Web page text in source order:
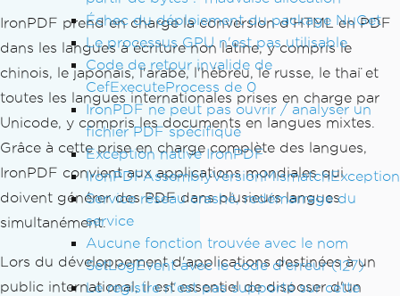
Échec du déploiement du package NuGet
Le processus GPU n'est pas utilisable
Code de retour invalide de
CefExecuteProcess de 0
IronPDF ne peut pas ouvrir / analyser un
fichier PDF spécifique
Exception native IronPDF
IronPDFAssemblyVersionMismatchException
Service réseau crashé, redémarrage du
service
Aucune fonction trouvée avec le nom
SetLogEvent avec le code d'erreur (127)
Le registre n'est pas supporté sur cette
IronPDF prend en charge la conversion d'HTML en PDF
dans les langues à écriture non latine, y compris le
chinois, le japonais, l'arabe, l'hébreu, le russe, le thaï et
toutes les langues internationales prises en charge par
Unicode, y compris les documents en langues mixtes.
Grâce à cette prise en charge complète des langues,
IronPDF convient aux applications mondiales qui
doivent générer des PDF dans plusieurs langues
simultanément.
Lors du développement d'applications destinées à un
public international, il est essentiel de disposer d'un